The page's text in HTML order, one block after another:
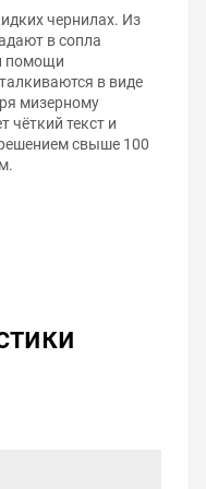
чернилах. Из
в сопла
помощи
в виде
мизерному
чёткий текст и
свыше 100